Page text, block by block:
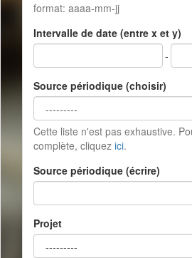
format: aaaa-mm-jj
Intervalle de date (entre x et y)
-
Source périodique (choisir)
Cette liste n'est pas exhaustive.
complète, cliquez ici.
Source périodique (écrire)
Projet